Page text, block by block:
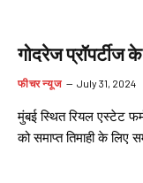
गोदरेज प्रॉपर्टीज
फीचर न्यूज July 31, 2024
मुंबई स्थित रियल एस्टेट
को समाप्त तिमाही के लिए